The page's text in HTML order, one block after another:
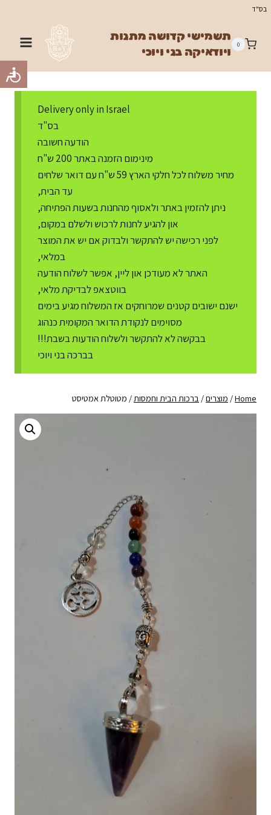
Skip
content
בס"ד
0
תשמישי קדושה מתנות
ויודאיקה בני ויוכי
Delivery only in Israel
בס"ד
הודעה חשובה
מינימום הזמנה באתר 200 ש"ח
מחיר משלוח לכל חלקי הארץ 59 ש"ח עם דואר שלחים
עד הבית,
ניתן להזמין באתר ולאסוף מהחנות בשעות הפתיחה,
און להגיע לחנות לרכוש ולשלם במקום,
לפני רכישה יש להתקשר ולבדוק אם יש את המוצר
במלאי,
האתר לא מעודכן און ליין, אפשר לשלוח הודעה
בווטצאפ לבדיקת מלאי,
ישנם ישובים קטנים שמרוחקים אז המשלוח מגיע בימים
מסוימים לנקודת הדואר המקומית כנהוג
בבקשה לא להתקשר ולשלוח הודעות בשבת!!!
בברכה בני ויוכי
Home
/ מוצרים/ ברכות הבית וחמסות / מטוטלת אמטיסט